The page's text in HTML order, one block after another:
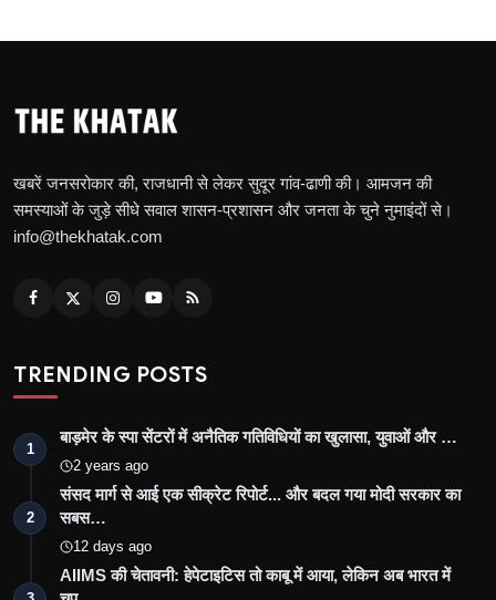
खबरें जनसरोकार की, राजधानी से लेकर सुदूर गांव-ढाणी की। आमजन की
समस्याओं के जुड़े सीधे सवाल शासन-प्रशासन और जनता के चुने नुमाइंदों से।
info@thekhatak.com
TRENDING POSTS
1
बाड़मेर के स्पा सेंटरों में अनैतिक गतिविधियों का खुलासा, युवाओं और …
2 years ago
2
संसद मार्ग से आई एक सीक्रेट रिपोर्ट... और बदल गया मोदी सरकार का
सबस…
12 days ago
AIIMS की चेतावनी: हेपेटाइटिस तो काबू में आया, लेकिन अब भारत में